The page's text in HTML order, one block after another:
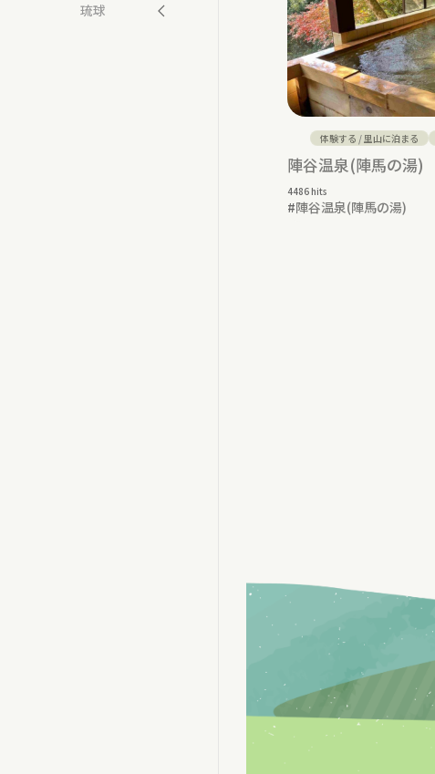
琉球
体験する / 里山に泊まる
陣谷温泉(陣馬の湯)
4486 hits
#陣谷温泉(陣馬の湯)